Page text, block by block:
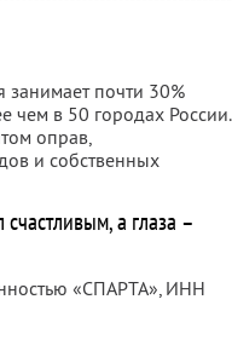
занимает почти 30%
чем в 50 городах России.
оправ,
и собственных
а глаза –
«СПАРТА», ИНН